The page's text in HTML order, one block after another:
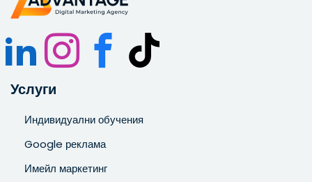
Услуги
Индивидуални обучения
Google реклама
Имейл маркетинг